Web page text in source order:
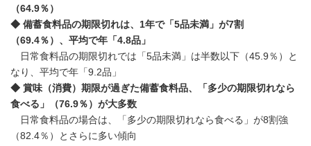
（64.9％）
◆ 備蓄食料品の期限切れは、1年で「5品未満」が7割
（69.4％）、平均で年「4.8品」
日常食料品の期限切れでは「5品未満」は半数以下（45.9％）と
なり、平均で年「9.2品」
◆ 賞味（消費）期限が過ぎた備蓄食料品、「多少の期限切れなら
食べる」（76.9％）が大多数
日常食料品の場合は、「多少の期限切れなら食べる」が8割強
（82.4％）とさらに多い傾向